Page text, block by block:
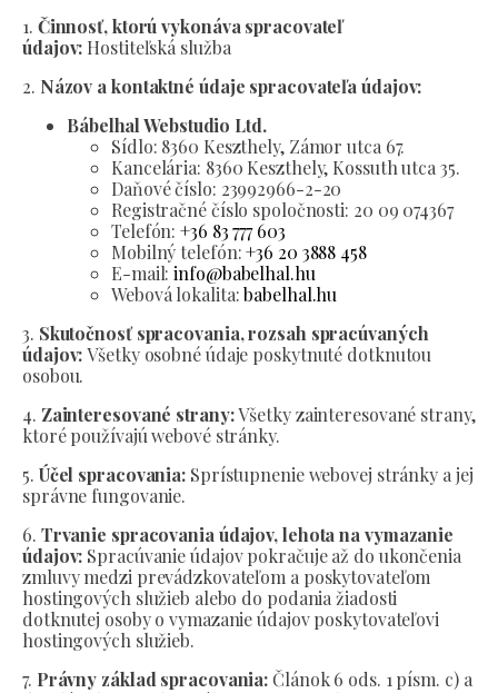
1. Činnosť, ktorú vykonáva spracovateľ
údajov: Hostiteľská služba
2. Názov a kontaktné údaje spracovateľa údajov:
Bábelhal Webstudio Ltd.
Sídlo: 8360 Keszthely, Zámor utca 67.
Kancelária: 8360 Keszthely, Kossuth utca 35.
Daňové číslo: 23992966-2-20
Registračné číslo spoločnosti: 20 09 074367
Telefón: +36 83 777 603
Mobilný telefón: +36 20 3888 458
E-mail: info@babelhal.hu
Webová lokalita: babelhal.hu
3. Skutočnosť spracovania, rozsah spracúvaných
údajov:Všetky osobné údaje poskytnuté dotknutou
osobou.
4. Zainteresované strany:Všetky zainteresované strany,
ktoré používajú webové stránky.
5. Účel spracovania: Sprístupnenie webovej stránky a jej
správne fungovanie.
6. Trvanie spracovania údajov, lehota na vymazanie
údajov: Spracúvanie údajov pokračuje až do ukončenia
zmluvy medzi prevádzkovateľom a poskytovateľom
hostingových služieb alebo do podania žiadosti
dotknutej osoby o vymazanie údajov poskytovateľovi
hostingových služieb.
7. Právny základ spracovania:Článok 6 ods. 1 písm. c) a